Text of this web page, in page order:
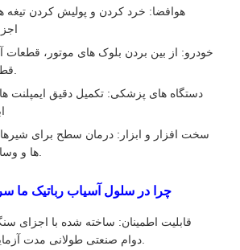
هوافضا: خرد کردن و پولیش کردن تیغه
خودرو: از بین بردن بلوک های موتور، قطعات
دستگاه های پزشکی: تکمیل دقیق ایمپلنت
سخت افزار و ابزار: درمان سطح برای
چرا در سلول آسیاب رباتیک ما
قابلیت اطمینان: ساخته شده با اجزای